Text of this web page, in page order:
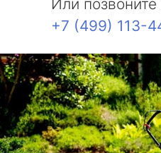
Или
+7 (499) 113-